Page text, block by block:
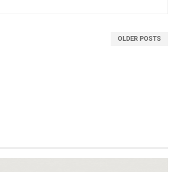
OLDER POSTS